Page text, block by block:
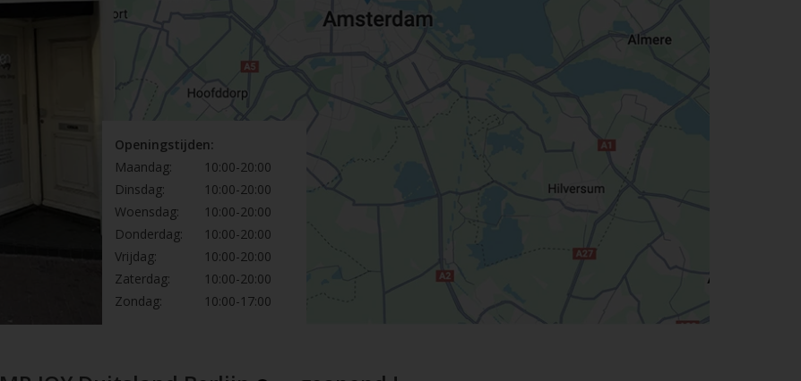
Openingstijden:
Maandag:
10:00-20:00
Dinsdag:
10:00-20:00
Woensdag:
10:00-20:00
Donderdag:
10:00-20:00
Vrijdag:
10:00-20:00
Zaterdag:
10:00-20:00
Zondag:
10:00-17:00